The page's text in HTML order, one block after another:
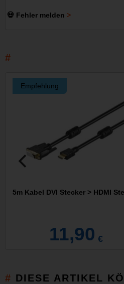
💀 Fehler melden
Empfehlung
5m Kabel DVI Stecker > HDMI
11,90 €
DIESE ARTIKEL